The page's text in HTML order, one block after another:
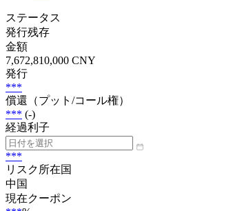
ステータス
発行残存
金額
7,672,810,000 CNY
発行
***
償還（プット/コール権）
*** (-)
経過利子
***
リスク所在国
中国
現在クーポン